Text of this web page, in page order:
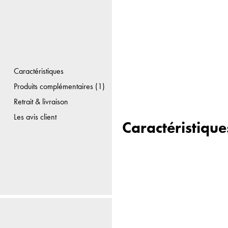
Caractéristiques
Produits complémentaires (1)
Retrait & livraison
Les avis client